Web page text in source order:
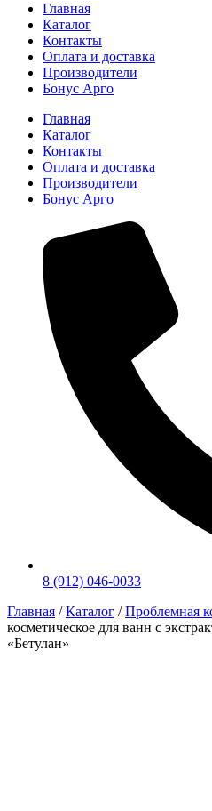
Главная
Каталог
Контакты
Оплата и доставка
Производители
Бонус Арго
Главная
Каталог
Контакты
Оплата и доставка
Производители
Бонус Арго
8 (912) 046-0033
Главная / Каталог / Проблемная
косметическое для ванн с
«Бетулан»